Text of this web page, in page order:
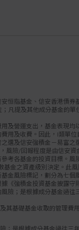
投資涉及
承受重大
您不應單
（包括成
信安強
恒指基金、信安香港債
凡提及其他成分基金的
及營運支出，基金表現
用及收費。因此，I類單
選及信安強積金－易富
風險/回報程度是由信安
考各基金的投資目標。
基金之資產級別決定。此
金風險標記，劃分為七
《強積金投資基金披露
險；是根據成分基金過
其基礎基金收取的管理